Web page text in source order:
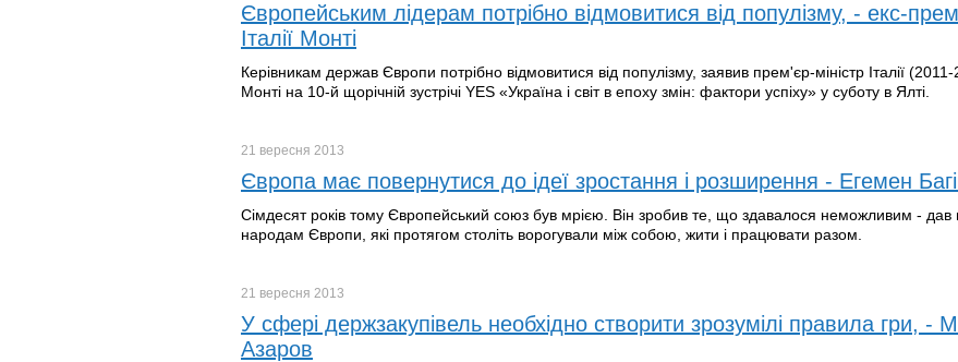
Європейським лідерам потрібно відмовитися від популізму, - екс-
Італії Монті
Керівникам держав Європи потрібно відмовитися від популізму, заявив прем'єр-міністр Італії
Монті на 10-й щорічній зустрічі YES «Україна і світ в епоху змін: фактори успіху» у суботу в Ялті.
21 вересня 2013
Європа має повернутися до ідеї зростання і розширення - Егемен
Сімдесят років тому Європейський союз був мрією. Він зробив те, що здавалося неможливим - дав
народам Європи, які протягом століть ворогували між собою, жити і працювати разом.
21 вересня 2013
У сфері держзакупівель необхідно створити зрозумілі правила гри, -
Азаров